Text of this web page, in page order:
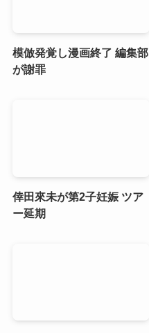
模倣発覚し漫画終了 編集部
が謝罪
倖田來未が第2子妊娠 ツア
ー延期